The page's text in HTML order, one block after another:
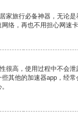
家旅行必备神器，无论
络，再也不用担心网速卡
很高，使用过程中不会
其他的加速器app，经